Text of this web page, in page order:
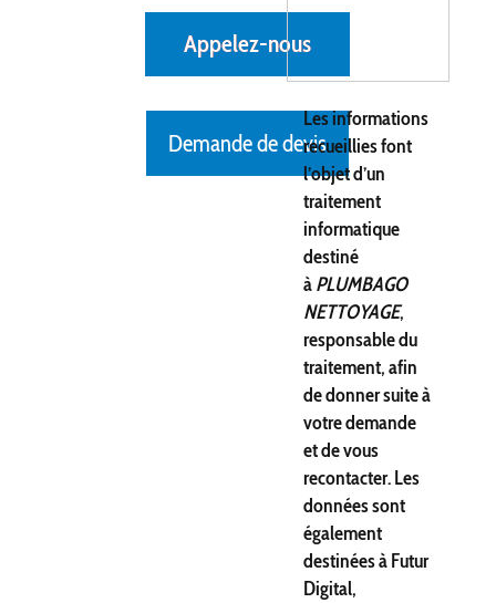
Appelez-nous
Demande de devis
Les informations
recueillies font
l’objet d’un
traitement
informatique
destiné
àPLUMBAGO
NETTOYAGE,
responsable du
traitement, afin
de donner suite à
votre demande
et de vous
recontacter. Les
données sont
également
destinées à Futur
Digital,